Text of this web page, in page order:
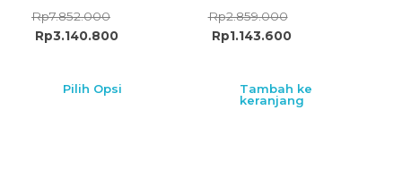
Rp7.852.000
Rp3.140.800
Pilih Opsi
Rp2.859.000
Rp1.143.600
Tambah ke
keranjang